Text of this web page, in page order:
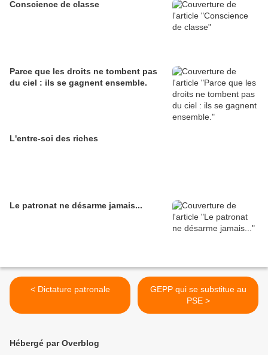
Conscience de classe
Parce que les droits ne tombent pas
du ciel : ils se gagnent ensemble.
L'entre-soi des riches
Le patronat ne désarme jamais...
< Dictature patronale
GEPP qui se substitue au
PSE >
Hébergé par Overblog